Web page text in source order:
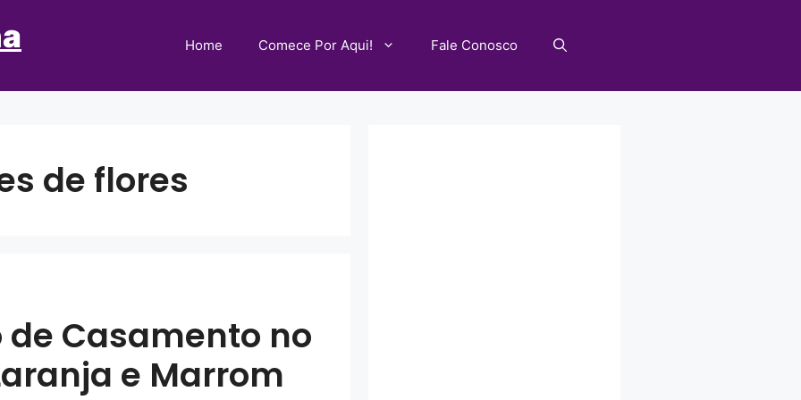
Home Comece Por Aqui! Fale Conosco
de flores
de Casamento no
e Marrom